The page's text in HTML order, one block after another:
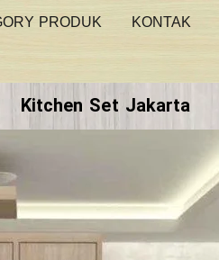
PRODUK KONTAK
Kitchen Set Jakarta